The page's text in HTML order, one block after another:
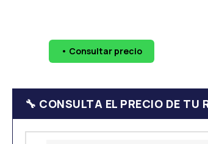
• Consultar precio
🔧 CONSULTA EL PRECIO DE TU